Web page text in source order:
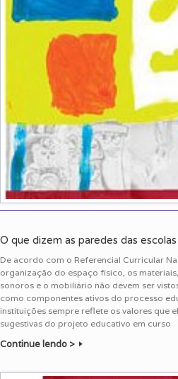
O que dizem as paredes das escolas
De acordo com o Referencial Curricular
organização do espaço físico, os
sonoros e o mobiliário não devem ser
como componentes ativos do processo
instituições sempre reflete os valores que
sugestivas do projeto educativo em curso
Continue lendo >